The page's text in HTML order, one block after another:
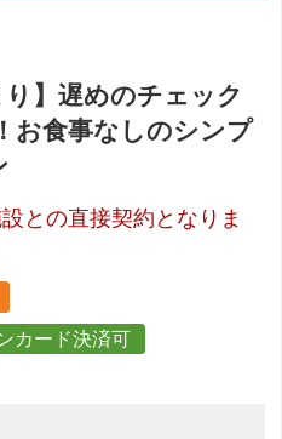
り】遅めのチェック
お食事なしのシンプ
との直接契約となりま
カード決済可